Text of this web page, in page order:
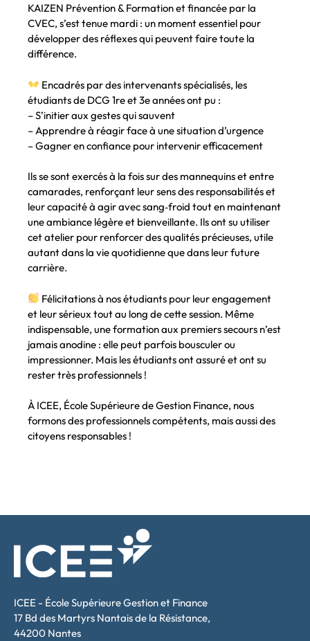
KAIZEN Prévention & Formation et financée par la
CVEC, s’est tenue mardi : un moment essentiel pour
développer des réflexes qui peuvent faire toute la
différence.
Encadrés par des intervenants spécialisés, les
étudiants de DCG 1re et 3e années ont pu :
– S’initier aux gestes qui sauvent
– Apprendre à réagir face à une situation d’urgence
– Gagner en confiance pour intervenir efficacement
Ils se sont exercés à la fois sur des mannequins et entre
camarades, renforçant leur sens des responsabilités et
leur capacité à agir avec sang‑froid tout en maintenant
une ambiance légère et bienveillante. Ils ont su utiliser
cet atelier pour renforcer des qualités précieuses, utile
autant dans la vie quotidienne que dans leur future
carrière.
Félicitations à nos étudiants pour leur engagement
et leur sérieux tout au long de cette session. Même
indispensable, une formation aux premiers secours n’est
jamais anodine : elle peut parfois bousculer ou
impressionner. Mais les étudiants ont assuré et ont su
rester très professionnels !
À ICEE, École Supérieure de Gestion Finance, nous
formons des professionnels compétents, mais aussi des
citoyens responsables !
ICEE - École Supérieure Gestion et Finance
17 Bd des Martyrs Nantais de la Résistance,
44200 Nantes